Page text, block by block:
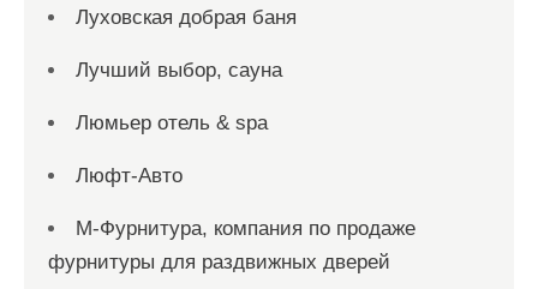
Луховская добрая баня
Лучший выбор, сауна
Люмьер отель & spa
Люфт-Авто
М-Фурнитура, компания по продаже
фурнитуры для раздвижных дверей